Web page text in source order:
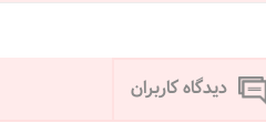
دیدگاه کاربران